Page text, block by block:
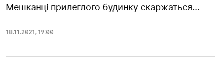
Мешканці прилеглого будинку скаржаться...
18.11.2021 , 19:00